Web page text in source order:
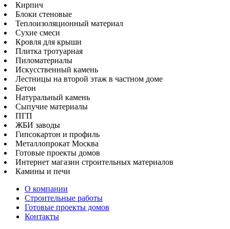
Кирпич
Блоки стеновые
Теплоизоляционный материал
Сухие смеси
Кровля для крыши
Плитка тротуарная
Пиломатериалы
Искусственный камень
Лестницы на второй этаж в частном доме
Бетон
Натуральный камень
Сыпучие материалы
ПГП
ЖБИ заводы
Гипсокартон и профиль
Металлопрокат Москва
Готовые проекты домов
Интернет магазин строительных материалов
Камины и печи
О компании
Строительные работы
Готовые проекты домов
Контакты